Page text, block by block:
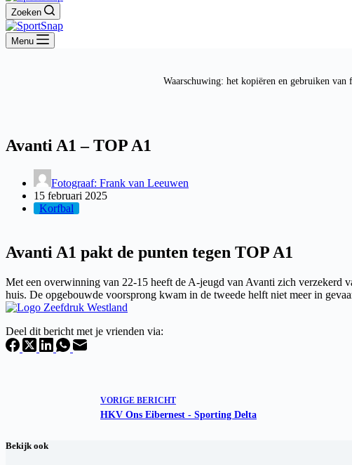
Zoeken
Menu
Waarschuwing: het kopiëren en gebruiken van
Avanti A1 – TOP A1
Fotograaf: Frank van Leeuwen
15 februari 2025
Korfbal
Avanti A1 pakt de punten tegen TOP A1
Met een overwinning van 22-15 heeft de A-jeugd van Avanti zich verzekerd
huis. De opgebouwde voorsprong kwam in de tweede helft niet meer in
Deel dit bericht met je vrienden via:
VORIGE BERICHT
HKV Ons Eibernest - Sporting Delta
Bekijk ook